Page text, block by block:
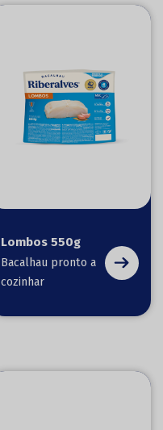
Lombos 550g
Bacalhau pronto a
cozinhar